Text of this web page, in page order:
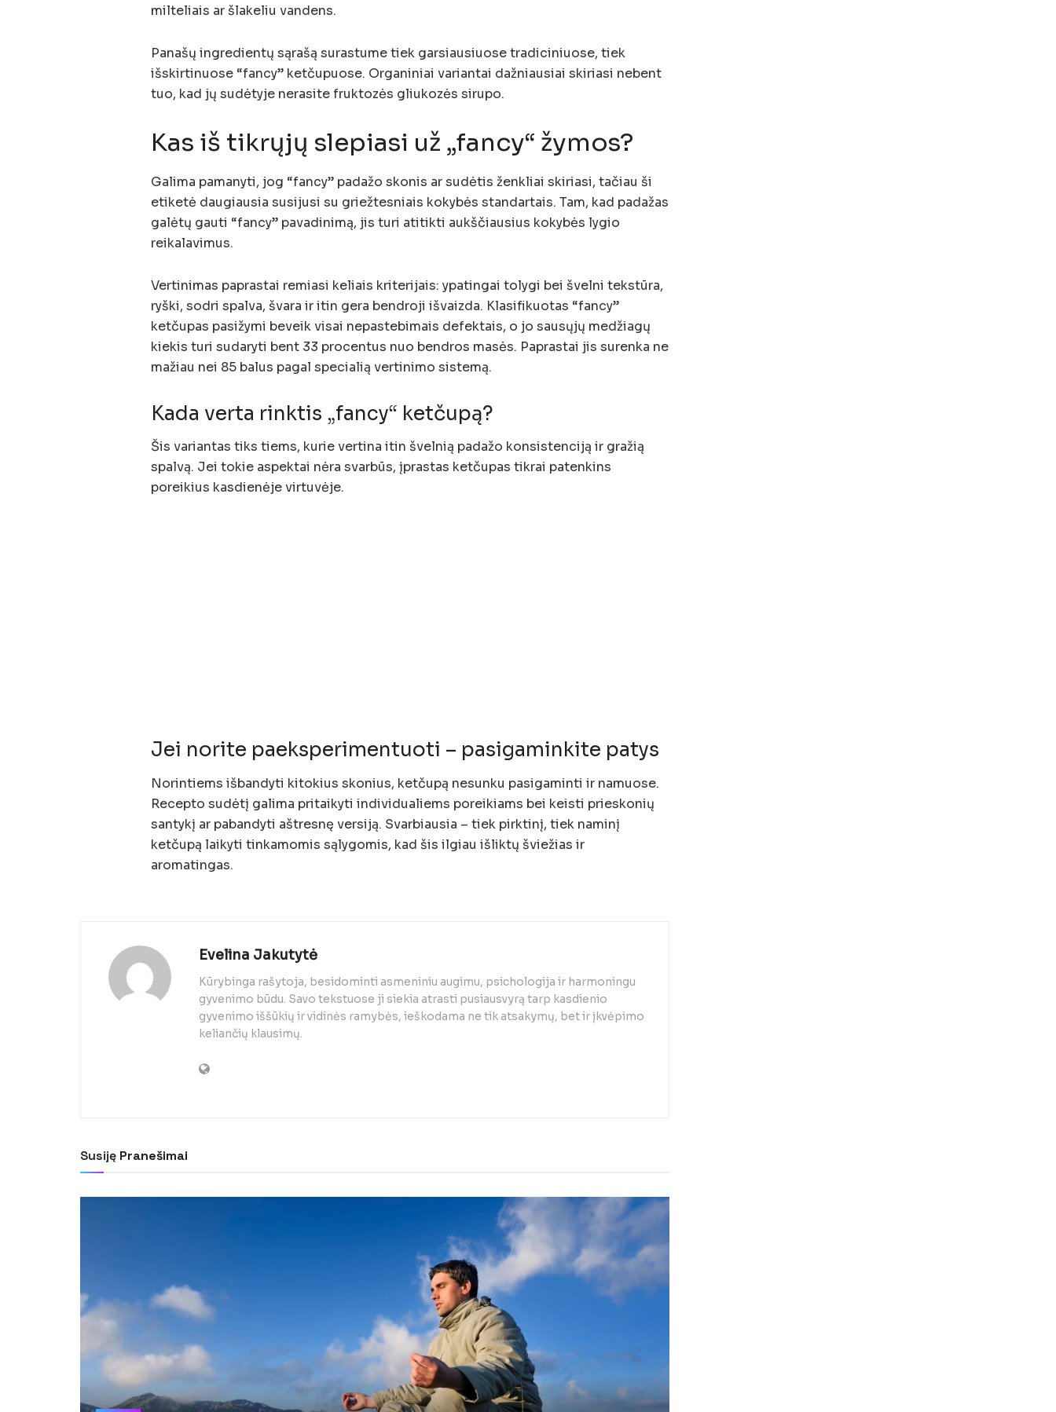
milteliais ar šlakeliu vandens.
Panašų ingredientų sąrašą surastume tiek garsiausiuose tradiciniuose, tiek
išskirtinuose “fancy” ketčupuose. Organiniai variantai dažniausiai skiriasi nebent
tuo, kad jų sudėtyje nerasite fruktozės gliukozės sirupo.
Kas iš tikrųjų slepiasi už „fancy“ žymos?
Galima pamanyti, jog “fancy” padažo skonis ar sudėtis ženkliai skiriasi, tačiau ši
etiketė daugiausia susijusi su griežtesniais kokybės standartais. Tam, kad padažas
galėtų gauti “fancy” pavadinimą, jis turi atitikti aukščiausius kokybės lygio
reikalavimus.
Vertinimas paprastai remiasi keliais kriterijais: ypatingai tolygi bei švelni tekstūra,
ryški, sodri spalva, švara ir itin gera bendroji išvaizda. Klasifikuotas “fancy”
ketčupas pasižymi beveik visai nepastebimais defektais, o jo sausųjų medžiagų
kiekis turi sudaryti bent 33 procentus nuo bendros masės. Paprastai jis surenka ne
mažiau nei 85 balus pagal specialią vertinimo sistemą.
Kada verta rinktis „fancy“ ketčupą?
Šis variantas tiks tiems, kurie vertina itin švelnią padažo konsistenciją ir gražią
spalvą. Jei tokie aspektai nėra svarbūs, įprastas ketčupas tikrai patenkins
poreikius kasdienėje virtuvėje.
Jei norite paeksperimentuoti – pasigaminkite patys
Norintiems išbandyti kitokius skonius, ketčupą nesunku pasigaminti ir namuose.
Recepto sudėtį galima pritaikyti individualiems poreikiams bei keisti prieskonių
santykį ar pabandyti aštresnę versiją. Svarbiausia – tiek pirktinį, tiek naminį
ketčupą laikyti tinkamomis sąlygomis, kad šis ilgiau išliktų šviežias ir
aromatingas.
Evelina Jakutytė
Kūrybinga rašytoja, besidominti asmeniniu augimu, psichologija ir harmoningu
gyvenimo būdu. Savo tekstuose ji siekia atrasti pusiausvyrą tarp kasdienio
gyvenimo iššūkių ir vidinės ramybės, ieškodama ne tik atsakymų, bet ir įkvėpimo
keliančių klausimų.
Susiję Pranešimai